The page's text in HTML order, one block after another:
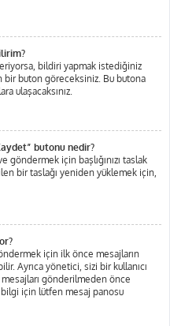
bildiri yapmak istediğiniz
buton göreceksiniz. Bu butona
ulaşacaksınız.
butonu nedir?
için başlığınızı taslak
bir taslağı yeniden yüklemek için,
için ilk önce mesajların
Ayrıca yönetici, sizi bir kullanıcı
gönderilmeden önce
için lütfen mesaj panosu